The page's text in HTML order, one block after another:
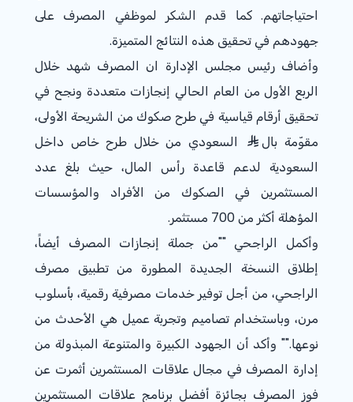
احتياجاتهم. كما قدم الشكر لموظفي المصرف على
جهودهم في تحقيق هذه النتائج المتميزة.
وأضاف رئيس مجلس الإدارة ان المصرف شهد خلال
الربع الأول من العام الحالي إنجازات متعددة ونجح في
تحقيق أرقام قياسية في طرح صكوك من الشريحة الأولى،
مقوّمة بال
السعودي من خلال طرح خاص داخل
السعودية لدعم قاعدة رأس المال، حيث بلغ عدد
المستثمرين في الصكوك من الأفراد والمؤسسات
المؤهلة أكثر من 700 مستثمر.
وأكمل الراجحي ""من جملة إنجازات المصرف أيضاً،
إطلاق النسخة الجديدة المطورة من تطبيق مصرف
الراجحي، من أجل توفير خدمات مصرفية رقمية، بأسلوب
مرن، وباستخدام تصاميم وتجربة عميل هي الأحدث من
نوعها."" وأكد أن الجهود الكبيرة والمتنوعة المبذولة من
إدارة المصرف في مجال علاقات المستثمرين أثمرت عن
فوز المصرف بجائزة أفضل برنامج علاقات المستثمرين